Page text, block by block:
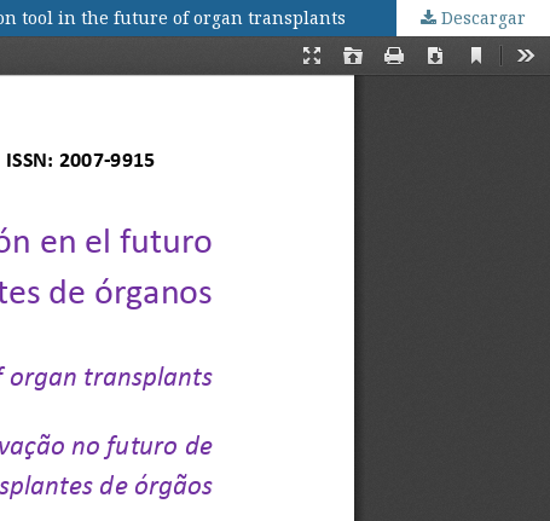
tool in the future of organ transplants Descargar